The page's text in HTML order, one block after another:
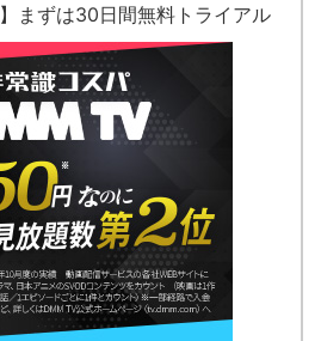
】まずは30日間無料トライアル